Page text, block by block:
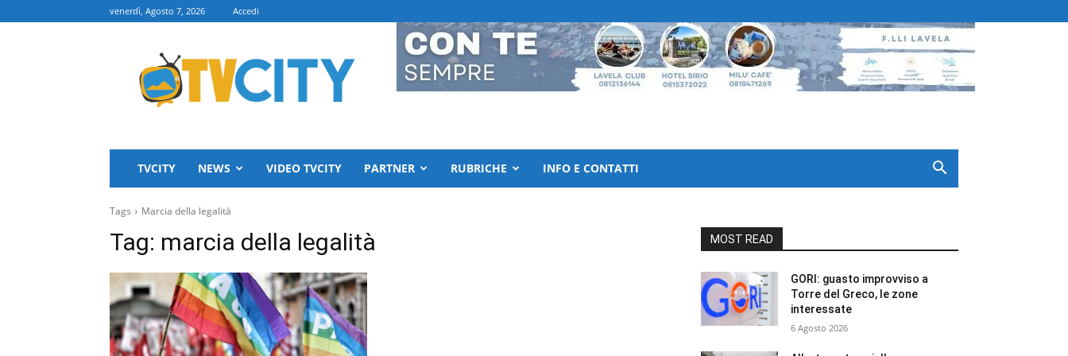
venerdì, Agosto 7, 2026 Accedi
TVCITY
TVCITY NEWS VIDEO TVCITY PARTNER RUBRICHE INFO E CONTATTI
Tags Marcia della legalità
Tag: marcia della legalità MOST READ
GORI: guasto improvviso a
Torre del Greco, le zone
interessate
6 Agosto 2026